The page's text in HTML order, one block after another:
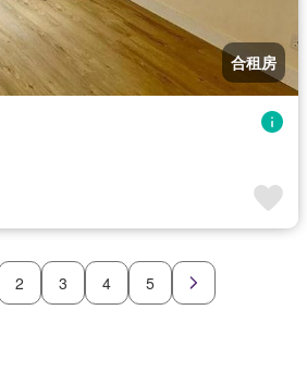
合租房
2 3 4 5